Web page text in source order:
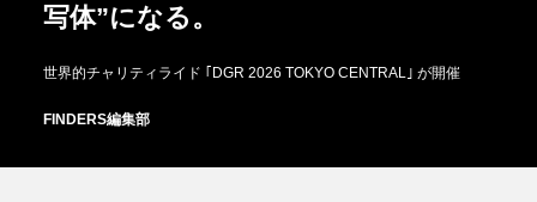
写体”になる。
世界的チャリティライド ｢DGR 2026 TOKYO CENTRAL｣ が開催
FINDERS編集部